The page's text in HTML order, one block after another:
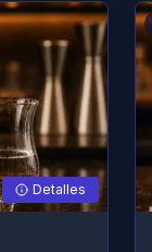
Detalles